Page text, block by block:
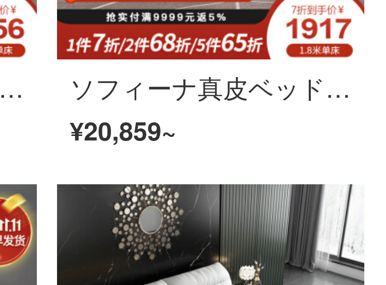
ソフィーナの皮のベッドの真皮のベッドのイタリア式の軽い贅沢な真皮のベッドの主な寝台の結婚ベッドのダブルベッドの1.8メートルの小型の部屋型の皮のシーツのベッドの1800*2000 ソフィーナ真皮ベッド北欧真皮ベッド現代簡単実木ベッドダブルベッド北欧軟包寝室真皮軟包ベッド1.8ベッドシーツ1800*2000
¥20,859~